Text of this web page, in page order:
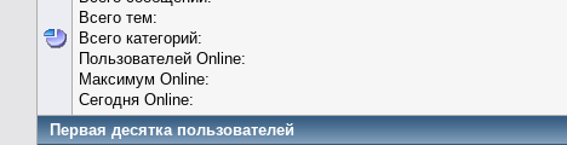
Всего тем:
Всего категорий:
Пользователей Online:
Максимум Online:
Сегодня Online:
Первая десятка пользователей